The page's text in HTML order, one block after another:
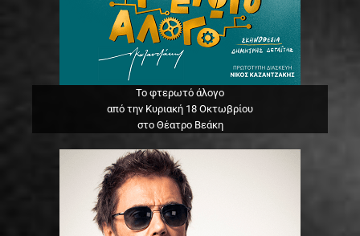
Το φτερωτό άλογο
από την Κυριακή 18 Οκτωβρίου
στο Θέατρο Βεάκη